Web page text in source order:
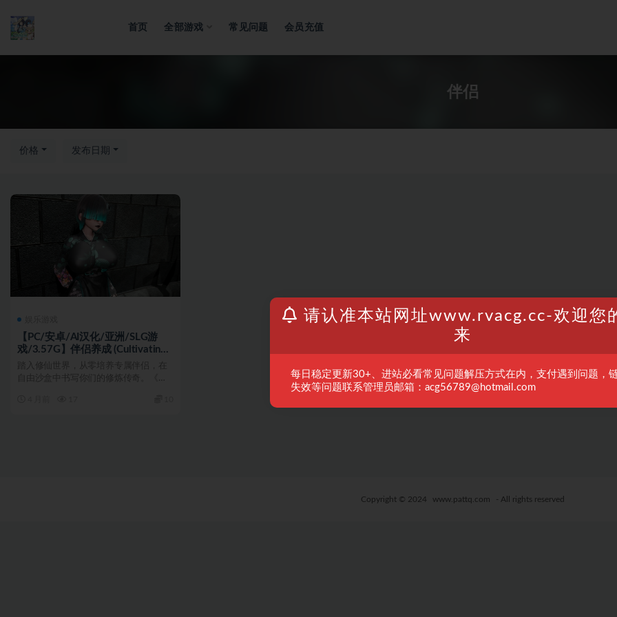
首页 全部游戏 常见问题 会员充值
伴侣
价格 发布日期
【PC/安卓/AI汉化/亚洲/SLG游
戏/3.57G】伴侣养成 (Cultivating
Companions) Ver0.3 AI汉化版
+PC+安卓+亚洲SLG游戏+3.57G
踏入修仙世界，从零培养专属伴侣，在
自由沙盒中书写你们的修炼传奇。《伴
Copyright © 2024 www.pattq.com - All rights reserved
请认准本站网址www.rvacg.cc-欢迎您
来
每日稳定更新30+、进站必看常见问题解压方式在内，支付遇到问题，
失效等问题联系管理员邮箱：acg56789@hotmail.com